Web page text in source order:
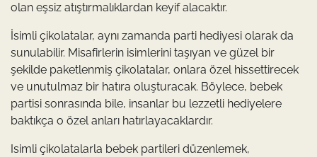
olan eşsiz atıştırmalıklardan keyif alacaktır.
İsimli çikolatalar, aynı zamanda parti hediyesi olarak da
sunulabilir. Misafirlerin isimlerini taşıyan ve güzel bir
şekilde paketlenmiş çikolatalar, onlara özel hissettirecek
ve unutulmaz bir hatıra oluşturacak. Böylece, bebek
partisi sonrasında bile, insanlar bu lezzetli hediyelere
baktıkça o özel anları hatırlayacaklardır.
Isimli çikolatalarla bebek partileri düzenlemek,